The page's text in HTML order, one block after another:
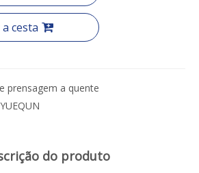
cesta
prensagem a quente
YUEQUN
do produto